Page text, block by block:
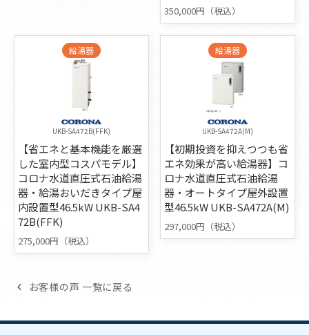
350,000円（税込）
給湯器
UKB-SA472B(FFK)
【省エネと基本機能を厳選
した室内型コスパモデル】
コロナ水道直圧式石油給湯
器・給湯おいだきタイプ屋
内設置型46.5kW UKB-SA4
72B(FFK)
275,000円（税込）
給湯器
UKB-SA472A(M)
【初期投資を抑えつつも省
エネ効果が高い給湯器】コ
ロナ水道直圧式石油給湯
器・オートタイプ屋外設置
型46.5kW UKB-SA472A(M)
297,000円（税込）
お客様の声 一覧に戻る